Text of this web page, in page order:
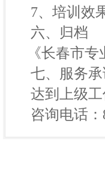
7、培训效
六、归档
《长春市专
七、服务承
达到上级工
咨询电话：